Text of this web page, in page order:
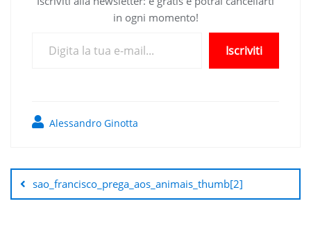
in ogni momento!
Iscriviti
Alessandro Ginotta
articoli
sao_francisco_prega_aos_animais_thumb[2]